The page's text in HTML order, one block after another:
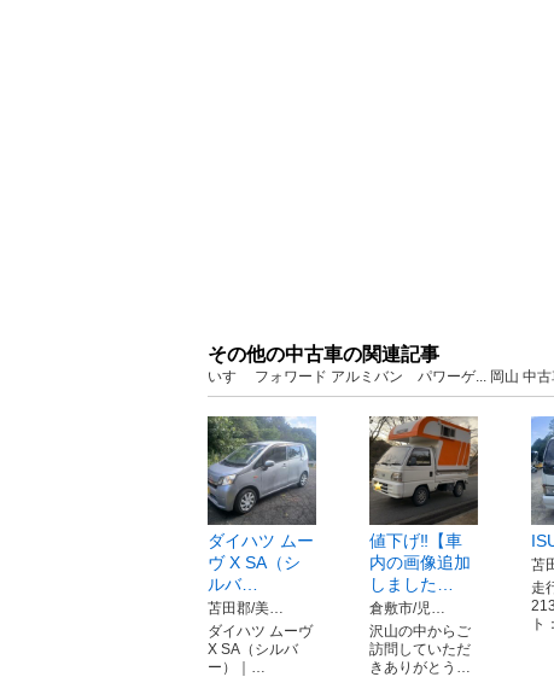
その他の中古車の関連記事
いすゞ フォワード アルミバン パワーゲ... 岡山 中
ダイハツ ムー
ヴ X SA（シ
ルバ…
苫田郡/美…
ダイハツ ムーヴ
X SA（シルバ
ー）｜…
値下げ‼️【車
内の画像追加
しました…
倉敷市/児…
沢山の中からご
訪問していただ
きありがとう…
苫
走
ト